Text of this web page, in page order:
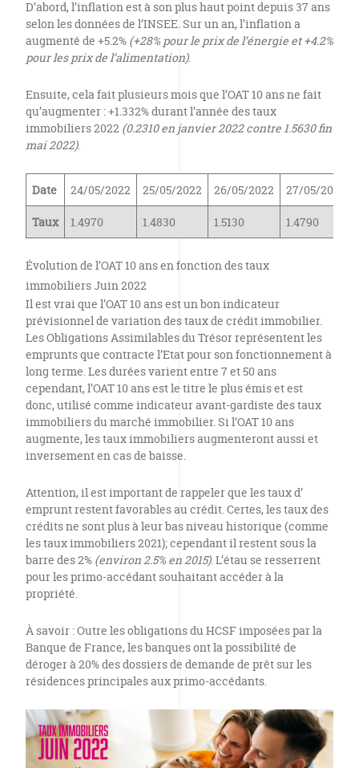
D’abord, l’inflation est à son plus haut point depuis 37 ans
selon les données de l’INSEE. Sur un an, l’inflation a
augmenté de +5.2% (+28% pour le prix de l’énergie et +4.2%
pour les prix de l’alimentation).
Ensuite, cela fait plusieurs mois que l’OAT 10 ans ne fait
qu’augmenter : +1.332% durant l’année des taux
immobiliers 2022 (0.2310 en janvier 2022 contre 1.5630 fin
mai 2022).
Date 24/05/2022 25/05/2022 26/05/2022 27/05/2022
Taux 1.4970 1.4830 1.5130 1.4790
Évolution de l’OAT 10 ans en fonction des taux
immobiliers Juin 2022
Il est vrai que l’OAT 10 ans est un bon indicateur
prévisionnel de variation des taux de crédit immobilier.
Les Obligations Assimilables du Trésor représentent les
emprunts que contracte l’Etat pour son fonctionnement à
long terme. Les durées varient entre 7 et 50 ans
cependant, l’OAT 10 ans est le titre le plus émis et est
donc, utilisé comme indicateur avant-gardiste des taux
immobiliers du marché immobilier. Si l’OAT 10 ans
augmente, les taux immobiliers augmenteront aussi et
inversement en cas de baisse.
Attention, il est important de rappeler que les taux d’
emprunt restent favorables au crédit. Certes, les taux des
crédits ne sont plus à leur bas niveau historique (comme
les taux immobiliers 2021); cependant il restent sous la
barre des 2% (environ 2.5% en 2015). L’étau se resserrent
pour les primo-accédant souhaitant accéder à la
propriété.
À savoir : Outre les obligations du HCSF imposées par la
Banque de France, les banques ont la possibilité de
déroger à 20% des dossiers de demande de prêt sur les
résidences principales aux primo-accédants.